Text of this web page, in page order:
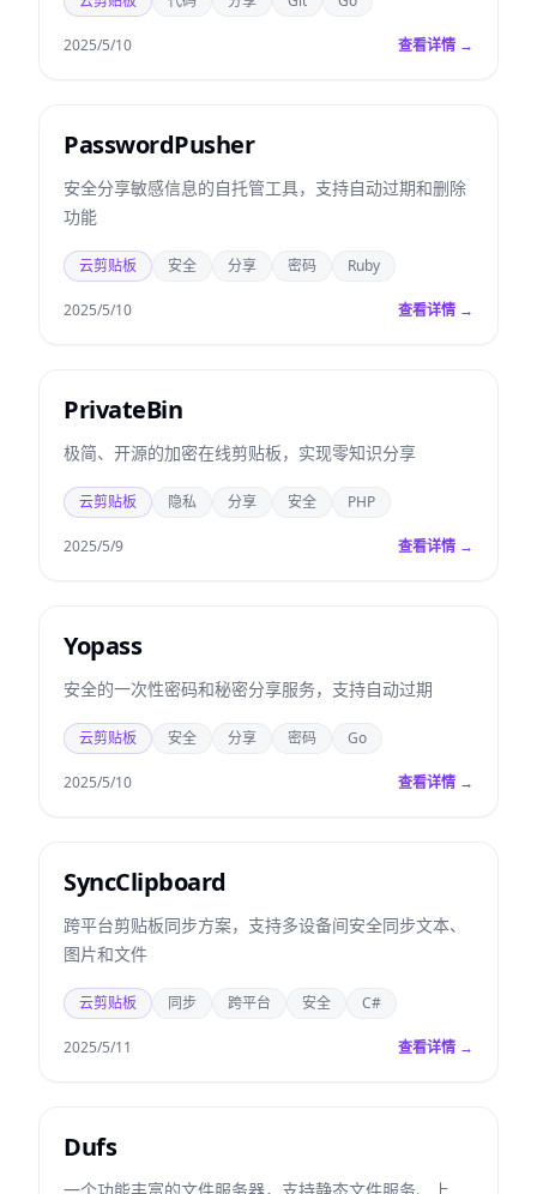
2025/5/10 查看详情 →
PasswordPusher
安全分享敏感信息的自托管工具，支持自动过期和删除
功能
云剪贴板 安全 分享 密码 Ruby
2025/5/10 查看详情 →
PrivateBin
极简、开源的加密在线剪贴板，实现零知识分享
云剪贴板 隐私 分享 安全 PHP
2025/5/9 查看详情 →
Yopass
安全的一次性密码和秘密分享服务，支持自动过期
云剪贴板 安全 分享 密码 Go
2025/5/10 查看详情 →
SyncClipboard
跨平台剪贴板同步方案，支持多设备间安全同步文本、
图片和文件
云剪贴板 同步 跨平台 安全 C#
2025/5/11 查看详情 →
Dufs